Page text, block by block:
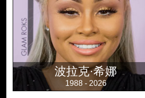
波拉克·希娜
1988 - 2026